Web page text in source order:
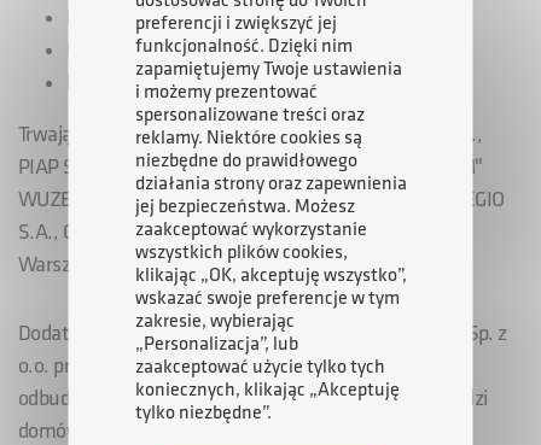
Euro Eko Sp. z o.o.
Polskie Linie Oceaniczne
Energia Euro Park Sp. z o.o.
Trwają też zbiórki pomocy rzeczowej w INDUSTRIA S.A.,
PIAP Space Sp. z o.o. Zakłady Mechaniczne "PZL-WZM"
WUZETEM Warszawa, FAS - Głowno Sp. z o.o., POLREGIO
S.A., Galwanizer Sp. z o.o. i w centrali ARP S.A. w
Warszawie.
Dodatkowo Agencja zleciła spółce ARP Budownictwo Sp. z
o.o. przygotowanie procedury udzielania pomocy w
odbudowie i remontach zniszczonych w wyniku powodzi
domów i mieszkań.
preferencji i zwiększyć jej
funkcjonalność. Dzięki nim
zapamiętujemy Twoje ustawienia
i możemy prezentować
spersonalizowane treści oraz
reklamy. Niektóre cookies są
niezbędne do prawidłowego
działania strony oraz zapewnienia
jej bezpieczeństwa. Możesz
zaakceptować wykorzystanie
wszystkich plików cookies,
klikając „OK, akceptuję wszystko”,
wskazać swoje preferencje w tym
zakresie, wybierając
„Personalizacja”, lub
zaakceptować użycie tylko tych
koniecznych, klikając „Akceptuję
tylko niezbędne”.